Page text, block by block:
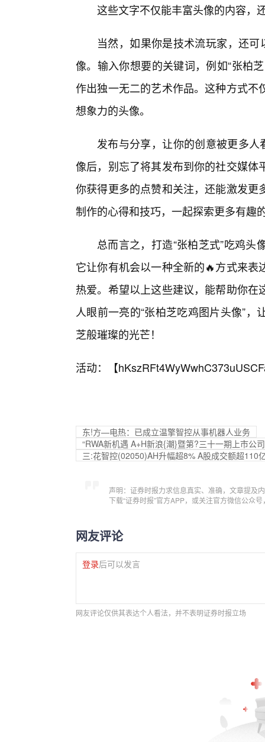
这些文字不仅能丰富头像的内容，
当然，如果你是技术流玩家，还
像。输入你想要的关键词，例如“张柏
作出独一无二的艺术作品。这种方式
想象力的头像。
发布与分享，让你的创意被更多人
像后，别忘了将其发布到你的社交媒
你获得更多的点赞和关注，还能激发
制作的心得和技巧，一起探索更多有趣
总而言之，打造“张柏芝式”吃鸡
它让你有机会以一种全新的🔥方式来
热爱。希望以上这些建议，能帮助你
人眼前一亮的“张柏芝吃鸡图片头像”
芝般璀璨的光芒！
活动：【
东!方—电热：已成立温擎智控从事机器人业务
“RWA新机遇 A+H新浪{潮}暨第?三十一期上市公
三:花智控(02050)AH升幅超8% A股成交额超110
声明：证券时报力求信息真实、准确，文章提及
下载“证券时报”官方APP，或关注官方微信公众
网友评论
登录后可以发言
网友评论仅供其表达个人看法，并不表明证券时报立场